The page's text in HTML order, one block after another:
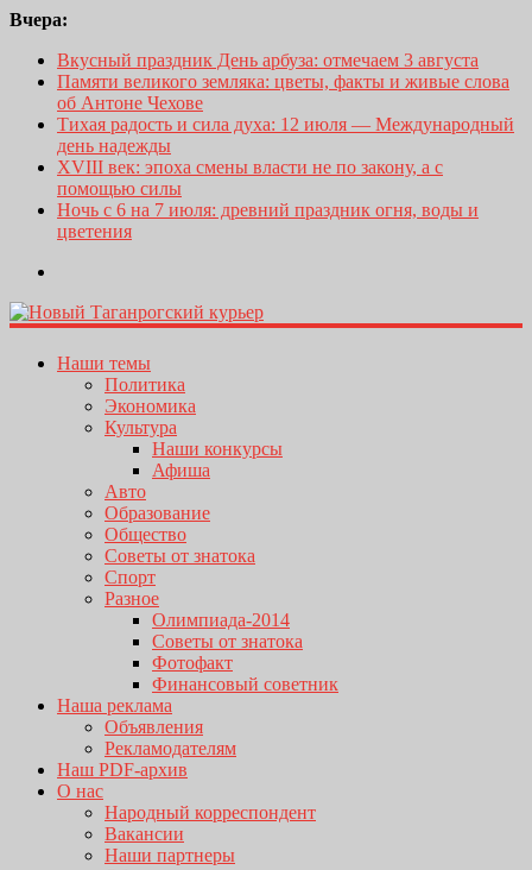
Вчера:
Вкусный праздник День арбуза: отмечаем 3 августа
Памяти великого земляка: цветы, факты и живые слова
об Антоне Чехове
Тихая радость и сила духа: 12 июля — Международный
день надежды
XVIII век: эпоха смены власти не по закону, а с
помощью силы
Ночь с 6 на 7 июля: древний праздник огня, воды и
цветения
Наши темы
Политика
Экономика
Культура
Наши конкурсы
Афиша
Авто
Образование
Общество
Советы от знатока
Спорт
Разное
Олимпиада-2014
Советы от знатока
Фотофакт
Финансовый советник
Наша реклама
Объявления
Рекламодателям
Наш PDF-архив
О нас
Народный корреспондент
Вакансии
Наши партнеры